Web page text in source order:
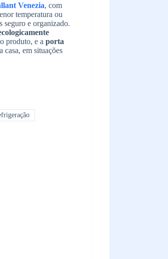
Venezia, com
temperatura ou
seguro e organizado.
produto, e a porta
casa, em situações